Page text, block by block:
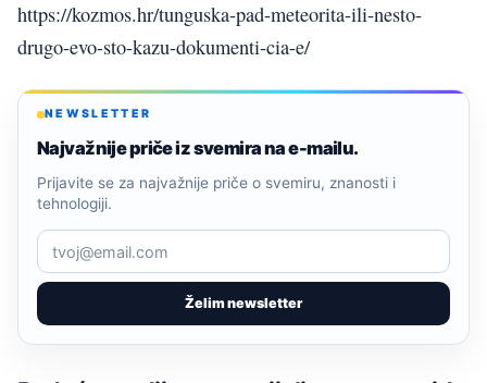
https://kozmos.hr/tunguska-pad-meteorita-ili-nesto-
drugo-evo-sto-kazu-dokumenti-cia-e/
NEWSLETTER
Najvažnije priče iz svemira na e-mailu.
Želim newsletter
Prijavite se za najvažnije priče o svemiru, znanosti i
tehnologiji.